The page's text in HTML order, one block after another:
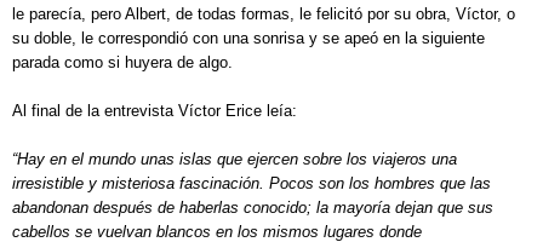
le parecía, pero Albert, de todas formas, le felicitó por su obra, Víctor, o
su doble, le correspondió con una sonrisa y se apeó en la siguiente
parada como si huyera de algo.
Al final de la entrevista Víctor Erice leía:
“Hay en el mundo unas islas que ejercen sobre los viajeros una
irresistible y misteriosa fascinación. Pocos son los hombres que las
abandonan después de haberlas conocido; la mayoría dejan que sus
cabellos se vuelvan blancos en los mismos lugares donde